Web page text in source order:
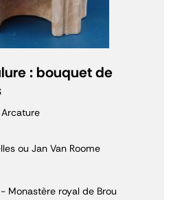
: bouquet de
Arcature
ou Jan Van Roome
Monastère royal de Brou